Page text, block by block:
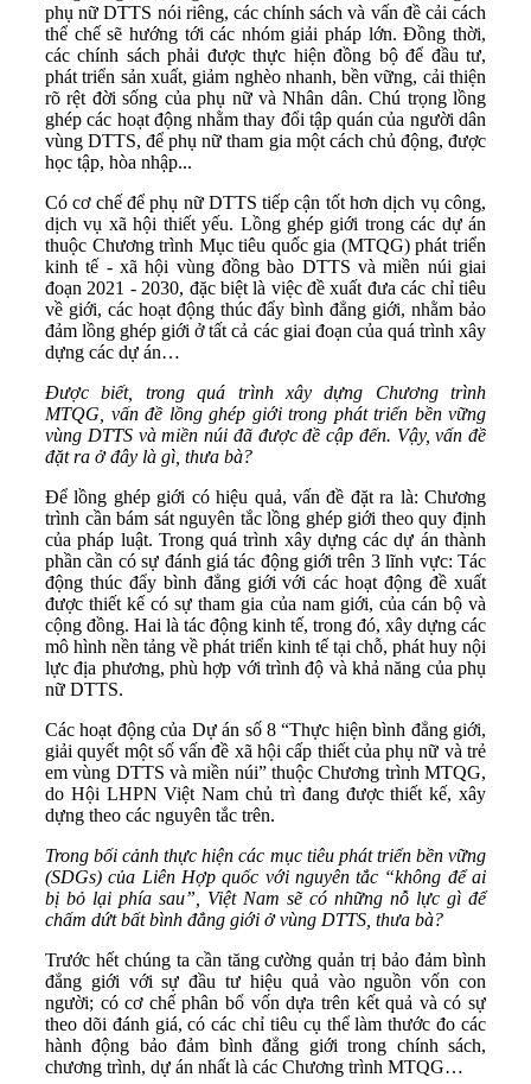
phụ nữ DTTS nói riêng, các chính sách và vấn đề cải cách
thể chế sẽ hướng tới các nhóm giải pháp lớn. Đồng thời,
các chính sách phải được thực hiện đồng bộ để đầu tư,
phát triển sản xuất, giảm nghèo nhanh, bền vững, cải thiện
rõ rệt đời sống của phụ nữ và Nhân dân. Chú trọng lồng
ghép các hoạt động nhằm thay đổi tập quán của người dân
vùng DTTS, để phụ nữ tham gia một cách chủ động, được
học tập, hòa nhập...
Có cơ chế để phụ nữ DTTS tiếp cận tốt hơn dịch vụ công,
dịch vụ xã hội thiết yếu. Lồng ghép giới trong các dự án
thuộc Chương trình Mục tiêu quốc gia (MTQG) phát triển
kinh tế - xã hội vùng đồng bào DTTS và miền núi giai
đoạn 2021 - 2030, đặc biệt là việc đề xuất đưa các chỉ tiêu
về giới, các hoạt động thúc đẩy bình đẳng giới, nhằm bảo
đảm lồng ghép giới ở tất cả các giai đoạn của quá trình xây
dựng các dự án…
Được biết, trong quá trình xây dựng Chương trình
MTQG, vấn đề lồng ghép giới trong phát triển bền vững
vùng DTTS và miền núi đã được đề cập đến. Vậy, vấn đề
đặt ra ở đây là gì, thưa bà?
Để lồng ghép giới có hiệu quả, vấn đề đặt ra là: Chương
trình cần bám sát nguyên tắc lồng ghép giới theo quy định
của pháp luật. Trong quá trình xây dựng các dự án thành
phần cần có sự đánh giá tác động giới trên 3 lĩnh vực: Tác
động thúc đẩy bình đẳng giới với các hoạt động đề xuất
được thiết kế có sự tham gia của nam giới, của cán bộ và
cộng đồng. Hai là tác động kinh tế, trong đó, xây dựng các
mô hình nền tảng về phát triển kinh tế tại chỗ, phát huy nội
lực địa phương, phù hợp với trình độ và khả năng của phụ
nữ DTTS.
Các hoạt động của Dự án số 8 “Thực hiện bình đẳng giới,
giải quyết một số vấn đề xã hội cấp thiết của phụ nữ và trẻ
em vùng DTTS và miền núi” thuộc Chương trình MTQG,
do Hội LHPN Việt Nam chủ trì đang được thiết kế, xây
dựng theo các nguyên tắc trên.
Trong bối cảnh thực hiện các mục tiêu phát triển bền vững
(SDGs) của Liên Hợp quốc với nguyên tắc “không để ai
bị bỏ lại phía sau”, Việt Nam sẽ có những nỗ lực gì để
chấm dứt bất bình đẳng giới ở vùng DTTS, thưa bà?
Trước hết chúng ta cần tăng cường quản trị bảo đảm bình
đẳng giới với sự đầu tư hiệu quả vào nguồn vốn con
người; có cơ chế phân bổ vốn dựa trên kết quả và có sự
theo dõi đánh giá, có các chỉ tiêu cụ thể làm thước đo các
hành động bảo đảm bình đẳng giới trong chính sách,
chương trình, dự án nhất là các Chương trình MTQG…